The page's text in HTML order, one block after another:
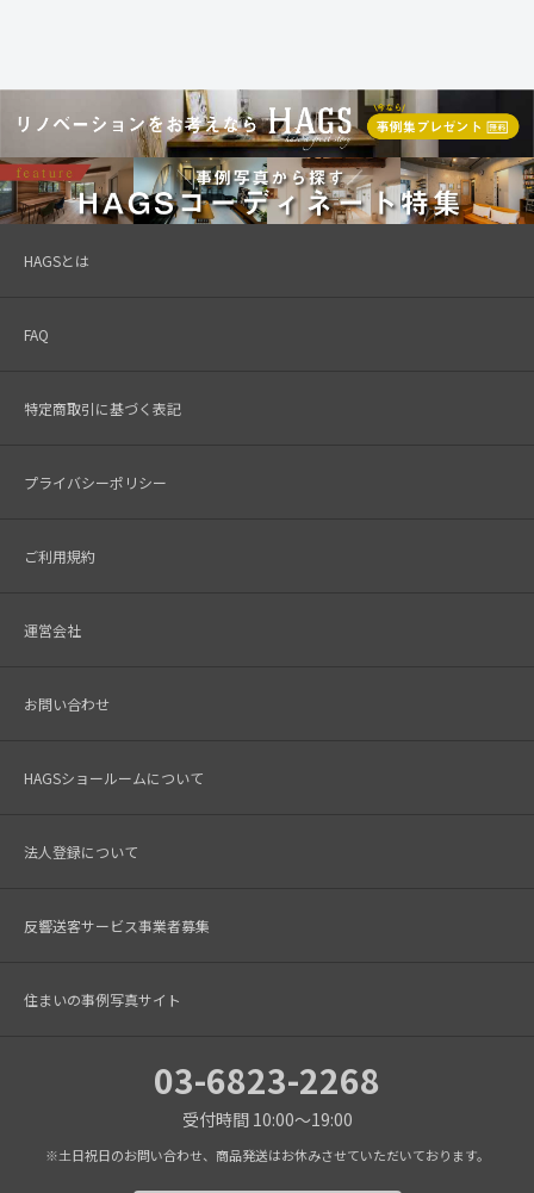
HAGSとは
FAQ
特定商取引に基づく表記
プライバシーポリシー
ご利用規約
運営会社
お問い合わせ
HAGSショールームについて
法人登録について
反響送客サービス事業者募集
住まいの事例写真サイト
03-6823-2268
受付時間 10:00～19:00
※土日祝日のお問い合わせ、商品発送はお休みさせていただいております。